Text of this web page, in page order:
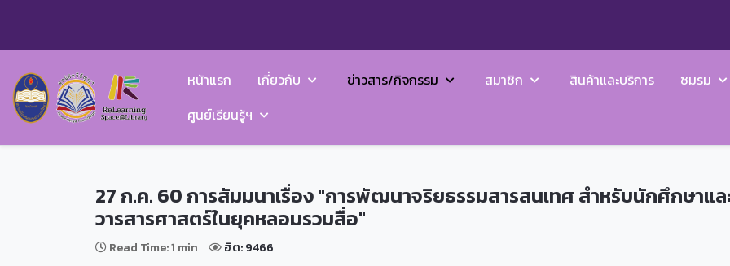
หน้าแรก เกี่ยวกับ ข่าวสาร/กิจกรรม สมาชิก สินค้าและบริการ ชมรม
ศูนย์เรียนรู้ฯ
27 ก.ค. 60 การสัมมนาเรื่อง "การพัฒนาจริยธรรมสารสนเทศ สำหรับนักศึกษาแ
วารสารศาสตร์ในยุคหลอมรวมสื่อ"
Read Time: 1 min ฮิต: 9466